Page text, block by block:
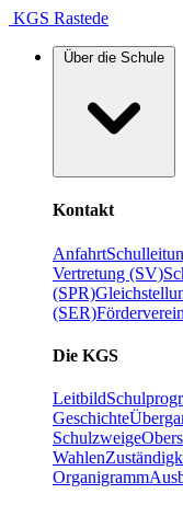
KGS Rastede
Über die Schule
Kontakt
Anfahrt
Vertretung (SV)
(SPR)
(SER)Förderverein
Die KGS
Leitbild
Geschichte
Schulzweige
Wahlen
Organigramm